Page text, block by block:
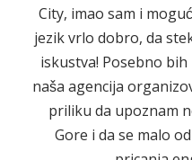
City, imao sam i
jezik vrlo dobro, da
iskustva! Posebno
naša agencija
priliku da upoznam
Gore i da se malo